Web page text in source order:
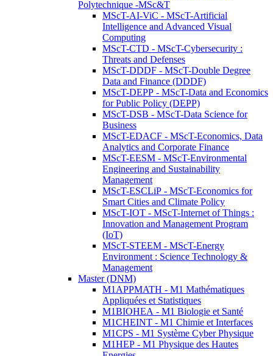
Polytechnique -MSc&T
MScT-AI-ViC - MScT-Artificial
Intelligence and Advanced Visual
Computing
MScT-CTD - MScT-Cybersecurity :
Threats and Defenses
MScT-DDDF - MScT-Double Degree
Data and Finance (DDDF)
MScT-DEPP - MScT-Data and Economics
for Public Policy (DEPP)
MScT-DSB - MScT-Data Science for
Business
MScT-EDACF - MScT-Economics, Data
Analytics and Corporate Finance
MScT-EESM - MScT-Environmental
Engineering and Sustainability
Management
MScT-ESCLiP - MScT-Economics for
Smart Cities and Climate Policy
MScT-IOT - MScT-Internet of Things :
Innovation and Management Program
(IoT)
MScT-STEEM - MScT-Energy
Environment : Science Technology &
Management
Master (DNM)
M1APPMATH - M1 Mathématiques
Appliquées et Statistiques
M1BIOHEA - M1 Biologie et Santé
M1CHEINT - M1 Chimie et Interfaces
M1CPS - M1 Système Cyber Physique
M1HEP - M1 Physique des Hautes